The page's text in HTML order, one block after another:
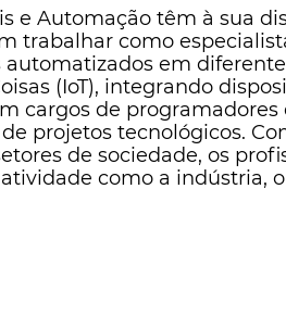
e Automação têm à sua
trabalhar como
em
(IoT), integrando
cargos de
projetos tecnológicos.
de sociedade, os
como a indústria,